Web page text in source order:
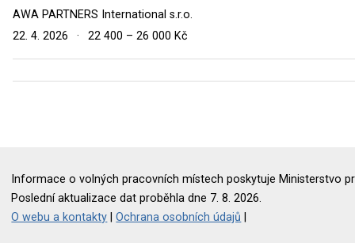
AWA PARTNERS International s.r.o.
22. 4. 2026
· 22 400 – 26 000 Kč
Informace o volných pracovních místech poskytuje Ministerstvo
Poslední aktualizace dat proběhla dne 7. 8. 2026.
O webu a kontakty |Ochrana osobních údajů